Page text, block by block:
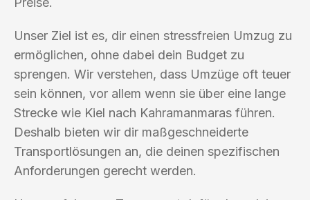
Unser Ziel ist es, dir einen stressfreien Umzug zu
ermöglichen, ohne dabei dein Budget zu
sprengen. Wir verstehen, dass Umzüge oft teuer
sein können, vor allem wenn sie über eine lange
Strecke wie Kiel nach Kahramanmaras führen.
Deshalb bieten wir dir maßgeschneiderte
Transportlösungen an, die deinen spezifischen
Anforderungen gerecht werden.